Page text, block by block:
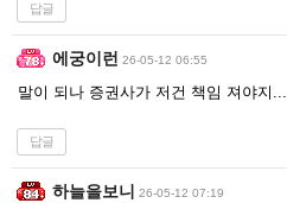
답글
에궁이런 26-05-12 06:55
말이 되나 증권사가 저건 책임 져야지...
답글
하늘을보니 26-05-12 07:19